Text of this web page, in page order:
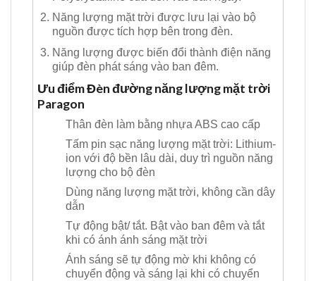
Năng lượng mặt trời được lưu lại vào bộ
nguồn được tích hợp bên trong đèn.
Năng lượng được biến đổi thành điện năng
giúp đèn phát sáng vào ban đêm.
Ưu điểm Đèn đường năng lượng mặt trời
Paragon
Thân đèn làm bằng nhựa ABS cao cấp
Tấm pin sạc năng lượng mặt trời: Lithium-
ion với độ bền lâu dài, duy trì nguồn năng
lượng cho bộ đèn
Dùng năng lượng mặt trời, không cần dây
dẫn
Tự động bật/ tắt. Bật vào ban đêm và tắt
khi có ánh ánh sáng mặt trời
Ánh sáng sẽ tự động mờ khi không có
chuyển động và sáng lại khi có chuyển